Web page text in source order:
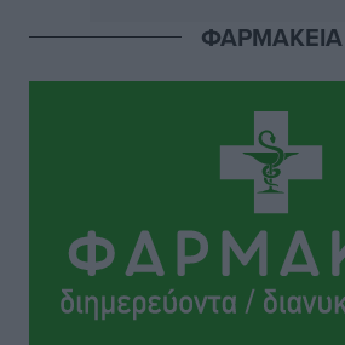
Εθνική Παίδων: Ο Χριστοδούλου
Διαγόρας: Ανανέωσε ο Μιχάλης
ΔΕΑΣ Δάφνη Ρόδου: Η Ευαγγελία
Αθλητικά• πριν 4 ώρες
ΦΑΡΜΑΚΕΙΑ